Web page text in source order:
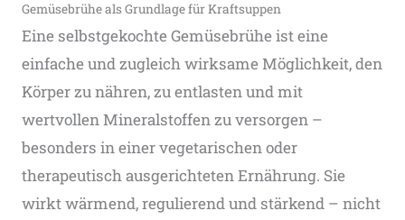
Gemüsebrühe als Grundlage für Kraftsuppen
Eine selbstgekochte Gemüsebrühe ist eine
einfache und zugleich wirksame Möglichkeit, den
Körper zu nähren, zu entlasten und mit
wertvollen Mineralstoffen zu versorgen –
besonders in einer vegetarischen oder
therapeutisch ausgerichteten Ernährung. Sie
wirkt wärmend, regulierend und stärkend – nicht